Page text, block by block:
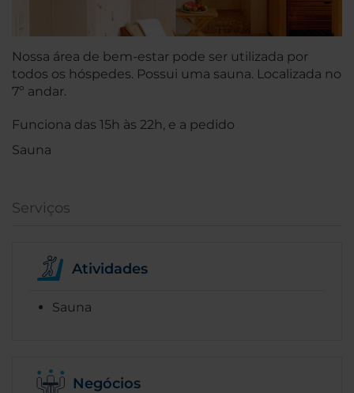
Nossa área de bem-estar pode ser utilizada por
todos os hóspedes. Possui uma sauna. Localizada no
7º andar.
Funciona das 15h às 22h, e a pedido
Sauna
Serviços
Atividades
Sauna
Negócios